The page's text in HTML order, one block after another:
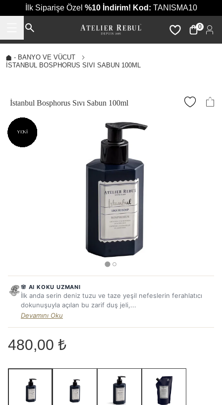
İlk Siparişe Özel %10 İndirim! Kod: TANISMA10
0
- BANYO VE VÜCUT
İSTANBUL BOSPHORUS SIVI SABUN 100ML
İstanbul Bosphorus Sıvı Sabun 100ml
🌸 AI KOKU UZMANI
İlk anda serin deniz tuzu ve taze yeşil nefeslerin ferahlatıcı
dokunuşuyla açılan bu zarif duş jeli,...
Devamını Oku
480,00 ₺